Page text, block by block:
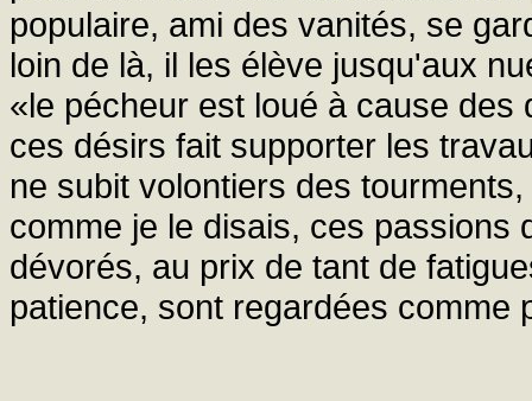
populaire, ami des vanités, se
loin de là, il les élève jusqu'aux
«le pécheur est loué à cause
ces désirs fait supporter les
ne subit volontiers des
comme je le disais, ces passions
dévorés, au prix de tant de
patience, sont regardées comme